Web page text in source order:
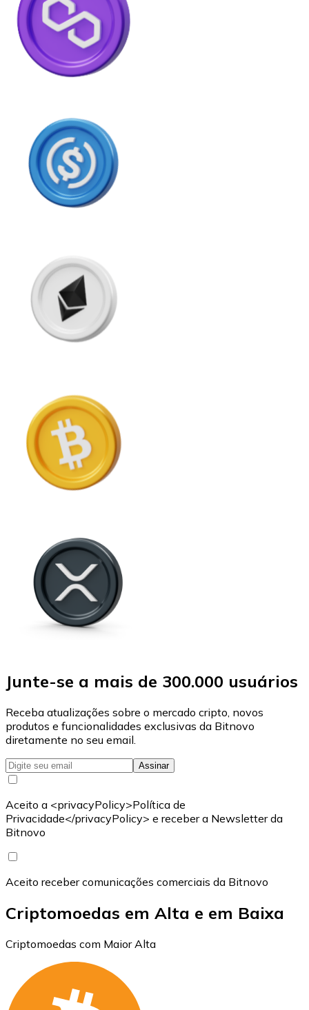
Junte-se a mais de 300.000 usuários
Receba atualizações sobre o mercado cripto, novos
produtos e funcionalidades exclusivas da Bitnovo
diretamente no seu email.
Assinar
Aceito a <privacyPolicy>Política de
Privacidade</privacyPolicy> e receber a Newsletter da
Bitnovo
Aceito receber comunicações comerciais da Bitnovo
Criptomoedas em Alta e em Baixa
Criptomoedas com Maior Alta